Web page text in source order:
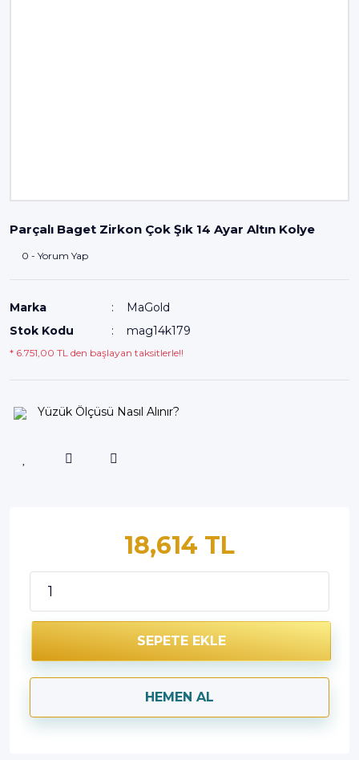
Parçalı Baget Zirkon Çok Şık 14 Ayar Altın Kolye
0 - Yorum Yap
Marka
MaGold
Stok Kodu
mag14k179
* 6.751,00 TL den başlayan taksitlerle!!
Yüzük Ölçüsü Nasıl Alınır?
18,614 TL
SEPETE EKLE
HEMEN AL